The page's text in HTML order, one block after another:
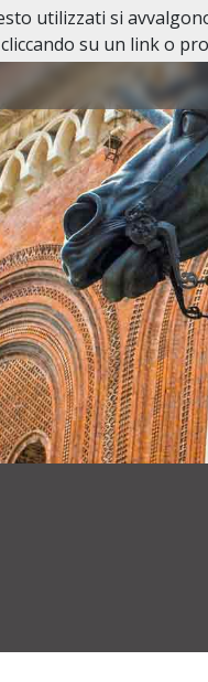
utilizzati si
su un link o